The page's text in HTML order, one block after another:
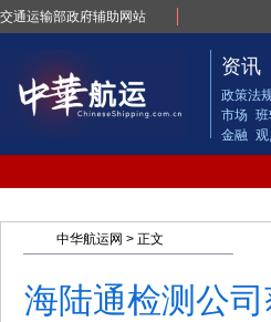
交通运输部政府辅助网站
资讯
政策法
市场
金融 观
中华航运网 > 正文
海陆通检测公